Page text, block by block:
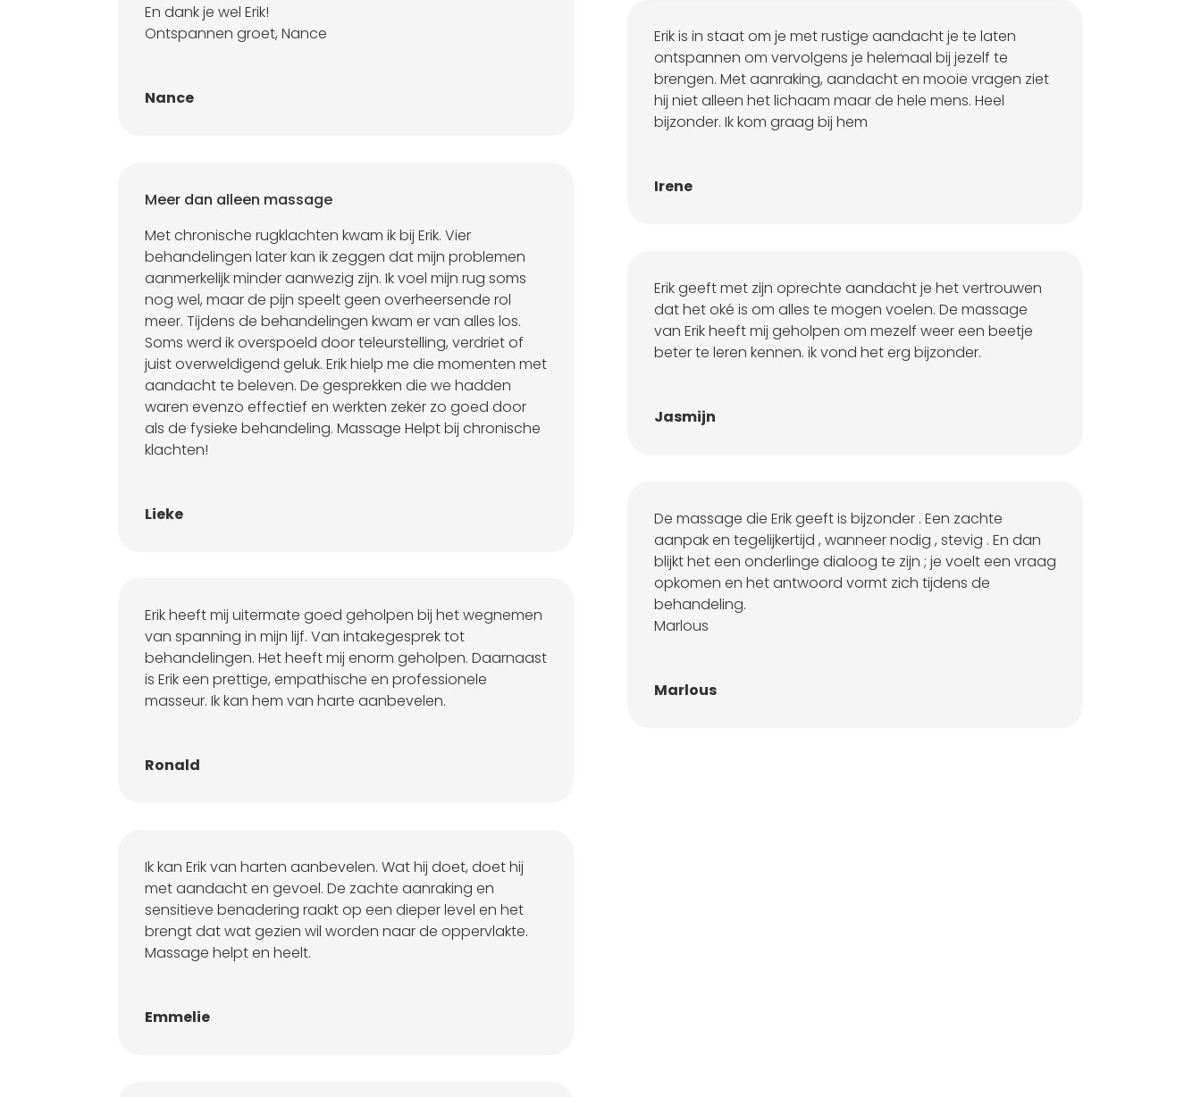
En dank je wel Erik!
Ontspannen groet, Nance
Nance
Meer dan alleen massage
Met chronische rugklachten kwam ik bij Erik. Vier
behandelingen later kan ik zeggen dat mijn problemen
aanmerkelijk minder aanwezig zijn. Ik voel mijn rug soms
nog wel, maar de pijn speelt geen overheersende rol
meer. Tijdens de behandelingen kwam er van alles los.
Soms werd ik overspoeld door teleurstelling, verdriet of
juist overweldigend geluk. Erik hielp me die momenten met
aandacht te beleven. De gesprekken die we hadden
waren evenzo effectief en werkten zeker zo goed door
als de fysieke behandeling. Massage Helpt bij chronische
klachten!
Lieke
Erik heeft mij uitermate goed geholpen bij het wegnemen
van spanning in mijn lijf. Van intakegesprek tot
behandelingen. Het heeft mij enorm geholpen. Daarnaast
is Erik een prettige, empathische en professionele
masseur. Ik kan hem van harte aanbevelen.
Ronald
Ik kan Erik van harten aanbevelen. Wat hij doet, doet hij
met aandacht en gevoel. De zachte aanraking en
sensitieve benadering raakt op een dieper level en het
brengt dat wat gezien wil worden naar de oppervlakte.
Massage helpt en heelt.
Emmelie
Erik is in staat om je met rustige aandacht je te laten
ontspannen om vervolgens je helemaal bij jezelf te
brengen. Met aanraking, aandacht en mooie vragen ziet
hij niet alleen het lichaam maar de hele mens. Heel
bijzonder. Ik kom graag bij hem
Irene
Erik geeft met zijn oprechte aandacht je het vertrouwen
dat het oké is om alles te mogen voelen. De massage
van Erik heeft mij geholpen om mezelf weer een beetje
beter te leren kennen. ik vond het erg bijzonder.
Jasmijn
De massage die Erik geeft is bijzonder . Een zachte
aanpak en tegelijkertijd , wanneer nodig , stevig . En dan
blijkt het een onderlinge dialoog te zijn ; je voelt een vraag
opkomen en het antwoord vormt zich tijdens de
behandeling.
Marlous
Marlous